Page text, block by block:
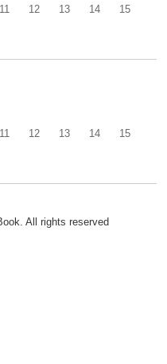
11 12 13 14
15
11 12 13 14
15
All rights reserved